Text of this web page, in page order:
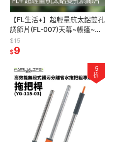
【FL生活+】超輕量航太鋁雙孔
調節片(FL-007)天幕~帳篷~客
廳帳~炊事帳~營繩必備~止滑
片~風繩扣~固定片
$15
$9
5
折